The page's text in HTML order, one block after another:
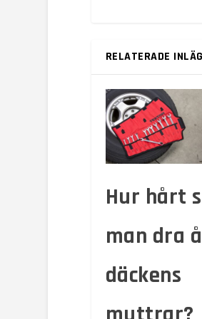
RELATERADE
Hur hårt
man dra
däckens